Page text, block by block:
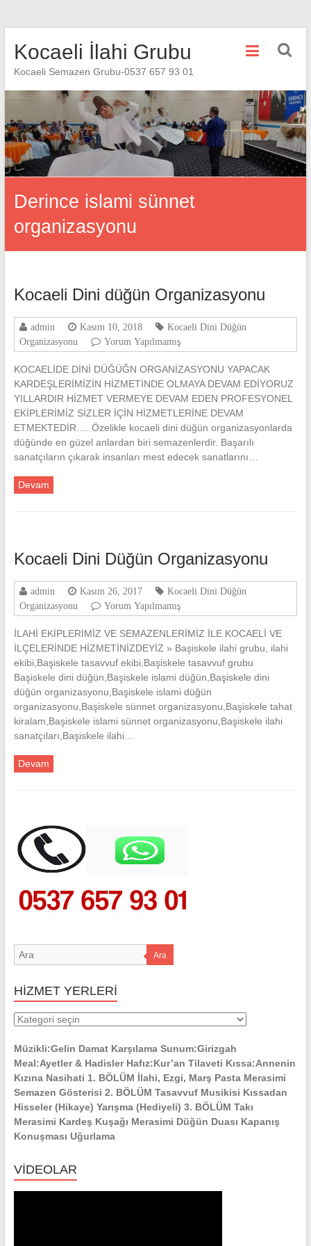
Kocaeli İlahi Grubu
Kocaeli Semazen Grubu-0537 657 93 01
Derince islami sünnet
organizasyonu
Kocaeli Dini düğün Organizasyonu
admin Kasım 10, 2018
Kocaeli Dini Düğün
Organizasyonu
Yorum Yapılmamış
KOCAELİDE DİNİ DÜĞÜĞN ORGANİZASYONU YAPACAK
KARDEŞLERİMİZİN HİZMETİNDE OLMAYA DEVAM EDİYORUZ
YILLARDIR HİZMET VERMEYE DEVAM EDEN PROFESYONEL
EKİPLERİMİZ SİZLER İÇİN HİZMETLERİNE DEVAM
ETMEKTEDİR…. Özelikle kocaeli dini düğün organizasyonlarda
düğünde en güzel anlardan biri semazenlerdir. Başarılı
sanatçıların çıkarak insanları mest edecek sanatlarını…
Devam
Kocaeli Dini Düğün Organizasyonu
admin Kasım 26, 2017
Kocaeli Dini Düğün
Organizasyonu
Yorum Yapılmamış
İLAHİ EKİPLERİMİZ VE SEMAZENLERİMİZ İLE KOCAELİ VE
İLÇELERİNDE HİZMETİNİZDEYİZ » Başiskele ilahi grubu, ilahi
ekibi,Başiskele tasavvuf ekibi,Başiskele tasavvuf grubu
Başiskele dini düğün,Başiskele islami düğün,Başiskele dini
düğün organizasyonu,Başiskele islami düğün
organizasyonu,Başiskele sünnet organizasyonu,Başiskele tahat
kiralam,Başiskele islami sünnet organizasyonu,Başiskele ilahi
sanatçıları,Başiskele ilahi…
Devam
Ara
HİZMET YERLERİ
HİZMET
Müzikli:Gelin Damat Karşılama Sunum:Girizgah
Meal:Ayetler & Hadisler Hafız:Kur’an Tilaveti Kıssa:Annenin
Kızına Nasihati 1. BÖLÜM İlahi, Ezgi, Marş Pasta Merasimi
Semazen Gösterisi 2. BÖLÜM Tasavvuf Musikisi Kıssadan
Hisseler (Hikaye) Yarışma (Hediyeli) 3. BÖLÜM Takı
Merasimi Kardeş Kuşağı Merasimi Düğün Duası Kapanış
Konuşması Uğurlama
VİDEOLAR